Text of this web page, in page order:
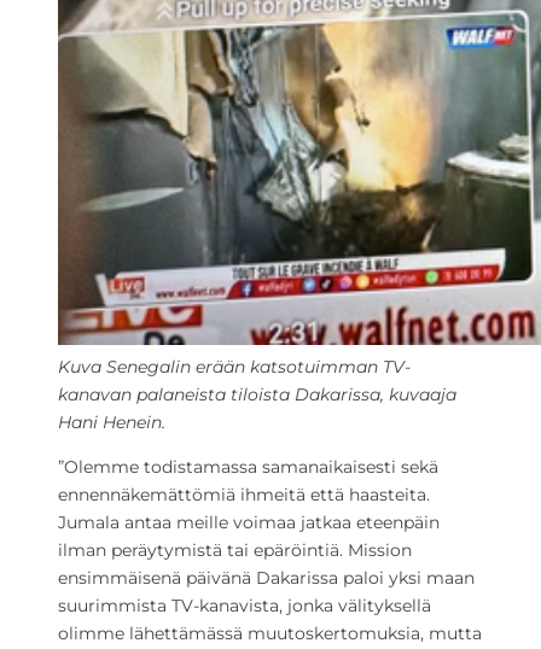
Kuva Senegalin erään katsotuimman TV-
kanavan palaneista tiloista Dakarissa, kuvaaja
Hani Henein.
”Olemme todistamassa samanaikaisesti sekä
ennennäkemättömiä ihmeitä että haasteita.
Jumala antaa meille voimaa jatkaa eteenpäin
ilman peräytymistä tai epäröintiä. Mission
ensimmäisenä päivänä Dakarissa paloi yksi maan
suurimmista TV-kanavista, jonka välityksellä
olimme lähettämässä muutoskertomuksia, mutta